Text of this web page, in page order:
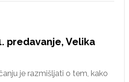
predavanje, Velika
je razmišljati o tem, kako